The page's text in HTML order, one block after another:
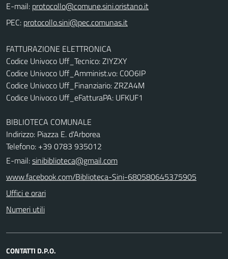
E-mail:
PEC:
FATTURAZIONE ELETTRONICA
Codice Univoco Uff_Tecnico: ZIYZXY
Codice Univoco Uff_Amminist.vo: C0O6IP
Codice Univoco Uff_Finanziario: ZRZA4M
Codice Univoco Uff_eFatturaPA: UFKUF1
BIBLIOTECA COMUNALE
Indirizzo: Piazza E. d'Arborea
Telefono: +39 0783 935012
E-mail:sinibiblioteca@gmail.com
www.facebook.com/Biblioteca-Sini-680580645375905
Uffici e orari
Numeri utili
CONTATTI D.P.O.